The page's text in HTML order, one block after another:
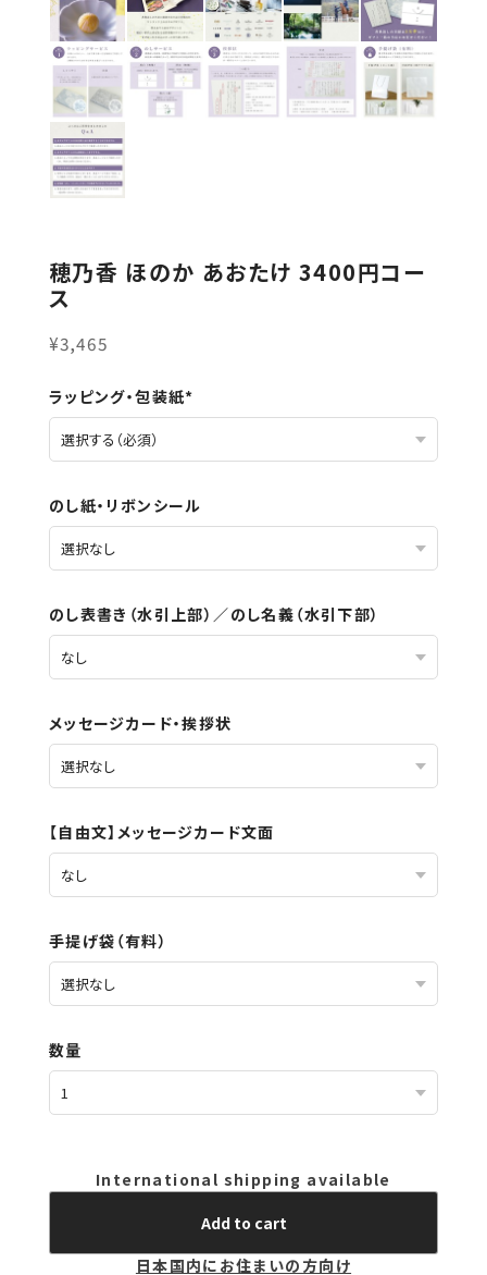
穂乃香 ほのか あおたけ 3400円コー
ス
¥3,465
ラッピング・包装紙*
のし紙・リボンシール
のし表書き（水引上部）／のし名義（水引下部）
メッセージカード・挨拶状
【自由文】メッセージカード文面
手提げ袋（有料）
数量
International shipping available
Add to cart
日本国内にお住まいの方向け